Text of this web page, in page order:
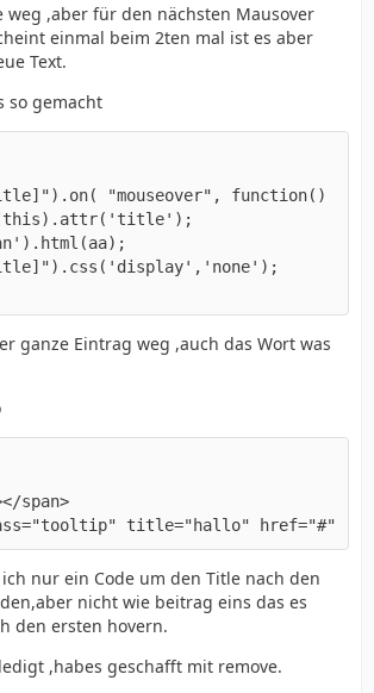
weg ,aber für den nächsten Mausover
einmal beim 2ten mal ist es aber
Text.
so gemacht
ganze Eintrag weg ,auch das Wort was
title="hallo"
nur ein Code um den Title nach den
nicht wie beitrag eins das es
den ersten hovern.
,habes geschafft mit remove.